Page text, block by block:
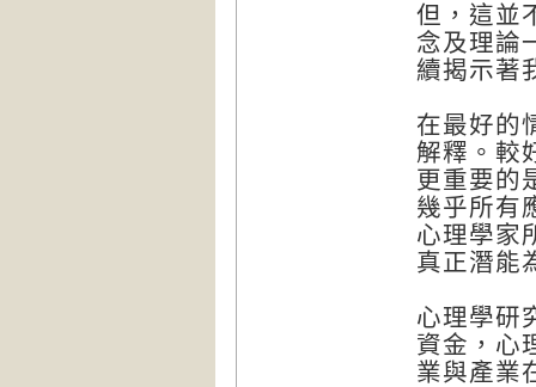
但，這並
念及理論
續揭示著
在最好的
解釋。較
更重要的
幾乎所有
心理學家
真正潛能
心理學研
資金，心
業與產業